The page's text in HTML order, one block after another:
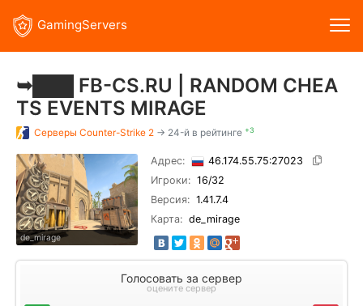
GamingServers
➥███ FB-CS.RU | RANDOM CHEA
TS EVENTS MIRAGE
Серверы Counter-Strike 2 → 24-й в рейтинге +3
de_mirage
Адрес:
46.174.55.75:27023
Игроки: 16/32
Версия: 1.41.7.4
Карта: de_mirage
Голосовать за сервер
оцените сервер